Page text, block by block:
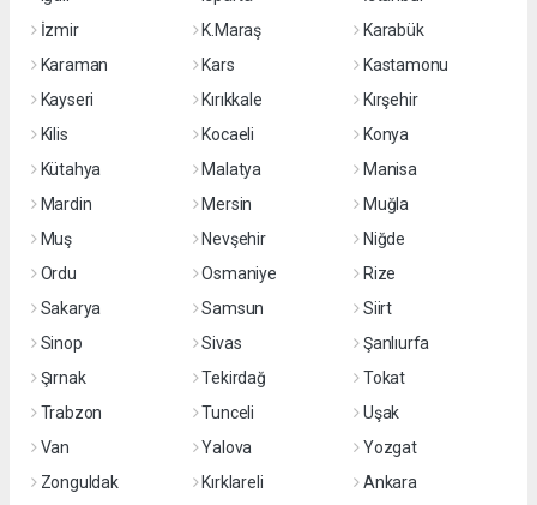
İzmir
K.Maraş
Karabük
Karaman
Kars
Kastamonu
Kayseri
Kırıkkale
Kırşehir
Kilis
Kocaeli
Konya
Kütahya
Malatya
Manisa
Mardin
Mersin
Muğla
Muş
Nevşehir
Niğde
Ordu
Osmaniye
Rize
Sakarya
Samsun
Siirt
Sinop
Sivas
Şanlıurfa
Şırnak
Tekirdağ
Tokat
Trabzon
Tunceli
Uşak
Van
Yalova
Yozgat
Zonguldak
Kırklareli Ankara